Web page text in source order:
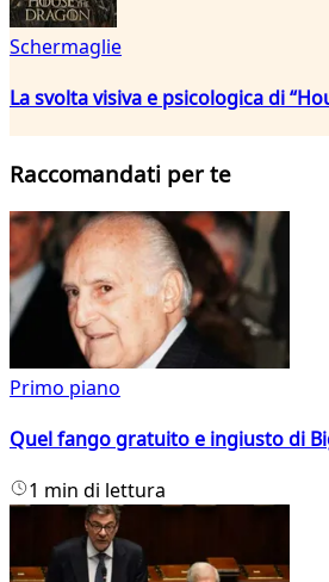
Schermaglie
La svolta visiva e psicologica di
Raccomandati per te
Primo piano
Quel fango gratuito e ingiusto di
1 min di lettura